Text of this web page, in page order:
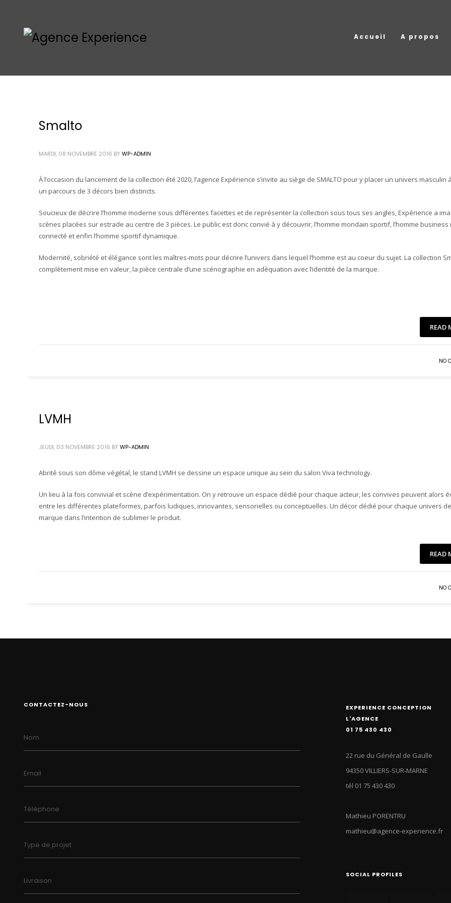
Accueil A propos
Smalto
MARDI, 08 NOVEMBRE 2016 BY WP-ADMIN
À l’occasion du lancement de la collection été 2020, l’agence Expérience s’invite au siège de SMALTO pour y placer un univers masculin
un parcours de 3 décors bien distincts.
Soucieux de décrire l’homme moderne sous différentes facettes et de représenter la collection sous tous ses angles, Expérience a
scènes placées sur estrade au centre de 3 pièces. Le public est donc convié à y découvrir, l’homme mondain sportif, l’homme business
connecté et enfin l’homme sportif dynamique.
Modernité, sobriété et élégance sont les maîtres-mots pour décrire l’univers dans lequel l’homme est au coeur du sujet. La collection
complètement mise en valeur, la pièce centrale d’une scénographie en adéquation avec l’identité de la marque.
READ
NO
LVMH
JEUDI, 03 NOVEMBRE 2016 BY WP-ADMIN
Abrité sous son dôme végétal, le stand LVMH se dessine un espace unique au sein du salon Viva technology.
Un lieu à la fois convivial et scène d’expérimentation. On y retrouve un espace dédié pour chaque acteur, les convives peuvent alors
entre les différentes plateformes, parfois ludiques, innovantes, sensorielles ou conceptuelles. Un décor dédié pour chaque univers de
marque dans l’intention de sublimer le produit.
READ
NO
CONTACTEZ-NOUS
Nom
Email
Téléphone
Type de projet
Livraison
EXPERIENCE CONCEPTION
L'AGENCE
01 75 430 430
22 rue du Général de Gaulle
94350 VILLIERS-SUR-MARNE
tél 01 75 430 430
Mathieu PORENTRU
mathieu@agence-experience.fr
SOCIAL PROFILES